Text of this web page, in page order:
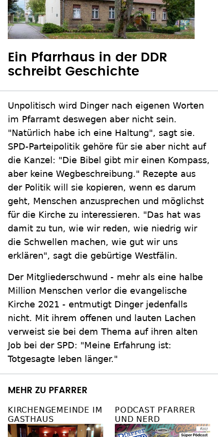
Ein Pfarrhaus in der DDR
schreibt Geschichte
Unpolitisch wird Dinger nach eigenen Worten
im Pfarramt deswegen aber nicht sein.
"Natürlich habe ich eine Haltung", sagt sie.
SPD-Parteipolitik gehöre für sie aber nicht auf
die Kanzel: "Die Bibel gibt mir einen Kompass,
aber keine Wegbeschreibung." Rezepte aus
der Politik will sie kopieren, wenn es darum
geht, Menschen anzusprechen und möglichst
für die Kirche zu interessieren. "Das hat was
damit zu tun, wie wir reden, wie niedrig wir
die Schwellen machen, wie gut wir uns
erklären", sagt die gebürtige Westfälin.
Der Mitgliederschwund - mehr als eine halbe
Million Menschen verlor die evangelische
Kirche 2021 - entmutigt Dinger jedenfalls
nicht. Mit ihrem offenen und lauten Lachen
verweist sie bei dem Thema auf ihren alten
Job bei der SPD: "Meine Erfahrung ist:
Totgesagte leben länger."
MEHR ZU PFARRER
KIRCHENGEMEINDE IM
GASTHAUS
PODCAST PFARRER
UND NERD